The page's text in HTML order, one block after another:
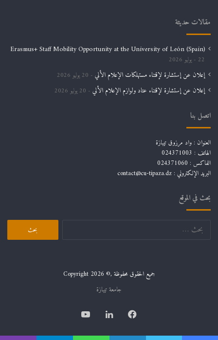
مقالات حديثة
Erasmus+ Staff Mobility Opportunity at the University of León (Spain)
22 يوليو 2026
إعلان عن إستشارة لإقتناء مستهلكات الإعلام الألي 20 يوليو 2026
إعلان عن إستشارة لإقتناء عتاد ولوازم الإعلام الألي 20 يوليو 2026
اتصل بنا
العنوان : واد مرزوق تيبازة
الهاتف : 024371003
الفاكس : 024371060
البريد الإلكتروني : contact@cu-tipaza.dz
بحث في الموقع
البحث
جميع الحقوق محفوظة ,© Copyright 2026
جامعة تيبازة
فيسبوكلينكدإن يوتيوب